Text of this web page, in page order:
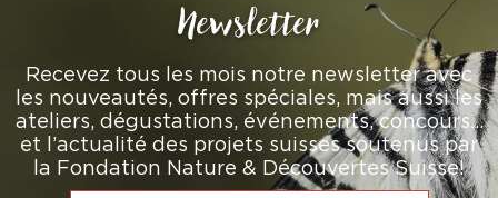
Newsletter
Recevez tous les mois notre newsletter avec
les nouveautés, offres spéciales, mais aussi les
ateliers, dégustations, événements, concours…
et l’actualité des projets suisses soutenus par
la Fondation Nature & Découvertes Suisse!